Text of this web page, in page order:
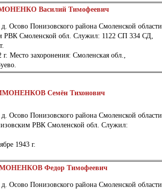
Василий Тимофеевич
Осово Понизовского района Смоленской области.
РВК Смоленской обл. Служил: 1122 СП 334 СД,
Место захоронения: Смоленская обл.,
Семён Тихонович
Осово Понизовского района Смоленской области.
РВК Смоленской обл. Служил:
1943 г.
Федор Тимофеевич
Осово Понизовского района Смоленской области.